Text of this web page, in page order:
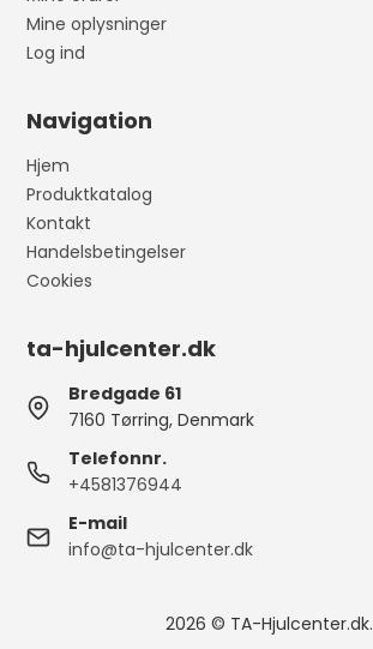
Mine oplysninger
Log ind
Navigation
Hjem
Produktkatalog
Kontakt
Handelsbetingelser
Cookies
ta-hjulcenter.dk
Bredgade 61
7160 Tørring, Denmark
Telefonnr.
+4581376944
E-mail
info@ta-hjulcenter.dk
2026 © TA-Hjulcenter.dk.